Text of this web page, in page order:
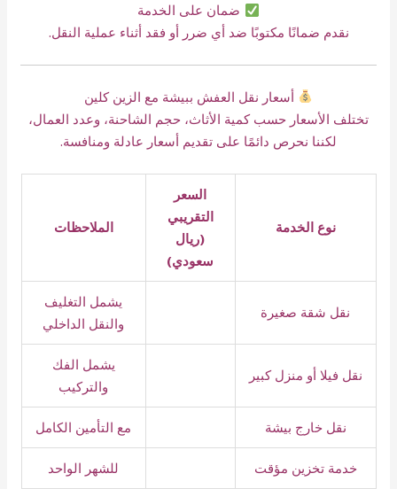
ضمان على الخدمة
نقدم ضمانًا مكتوبًا ضد أي ضرر أو فقد أثناء عملية النقل.
أسعار نقل العفش ببيشة مع الزين كلين
تختلف الأسعار حسب كمية الأثاث، حجم الشاحنة، وعدد العمال،
لكننا نحرص دائمًا على تقديم أسعار عادلة ومنافسة.
نوع الخدمة
السعر
التقريبي
(ريال
سعودي)
الملاحظات
نقل شقة صغيرة
يشمل التغليف
والنقل الداخلي
نقل فيلا أو منزل كبير
يشمل الفك
والتركيب
نقل خارج بيشة مع التأمين الكامل
خدمة تخزين مؤقت للشهر الواحد